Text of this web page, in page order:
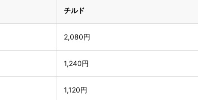
チルド
2,080円
1,240円
1,120円